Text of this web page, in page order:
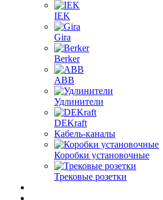
IEK
Gira
Berker
ABB
Удлинители
DEKraft
Кабель-каналы
Коробки установочные
Трековые розетки